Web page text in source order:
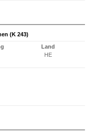
(K 243)
Land
HE